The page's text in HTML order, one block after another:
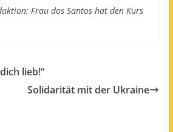
Frau dos Santos hat den Kurs
lieb!“
Solidarität mit der Ukraine